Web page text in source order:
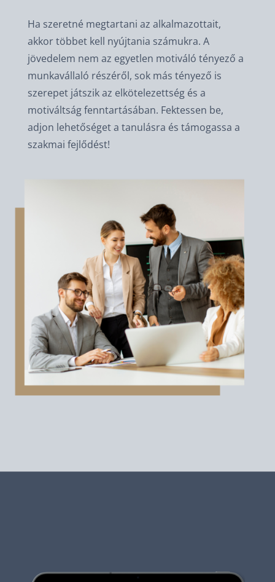
Ha szeretné megtartani az alkalmazottait,
akkor többet kell nyújtania számukra. A
jövedelem nem az egyetlen motiváló tényező a
munkavállaló részéről, sok más tényező is
szerepet játszik az elkötelezettség és a
motiváltság fenntartásában. Fektessen be,
adjon lehetőséget a tanulásra és támogassa a
szakmai fejlődést!